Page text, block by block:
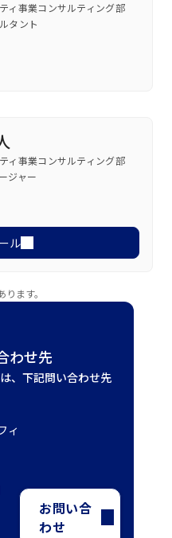
ィ事業コンサルティング部
タント
ィ事業コンサルティング部
ジャー
ル
ます。
わせ先
、下記問い合わせ先
ィ
お問い合
わせ